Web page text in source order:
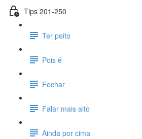
Tips 201-250
Ter peito
Pois é
Fechar
Falar mais alto
Ainda por cima